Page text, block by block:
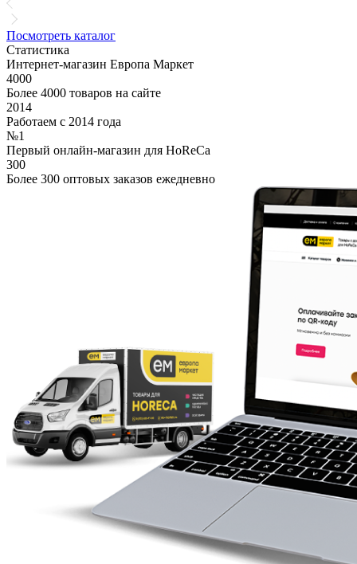
Посмотреть каталог
Статистика
Интернет-магазин Европа Маркет
4000
Более 4000 товаров на сайте
2014
Работаем с 2014 года
№1
Первый онлайн-магазин для HoReCa
300
Более 300 оптовых заказов ежедневно